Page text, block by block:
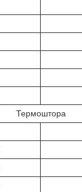
Термоштора